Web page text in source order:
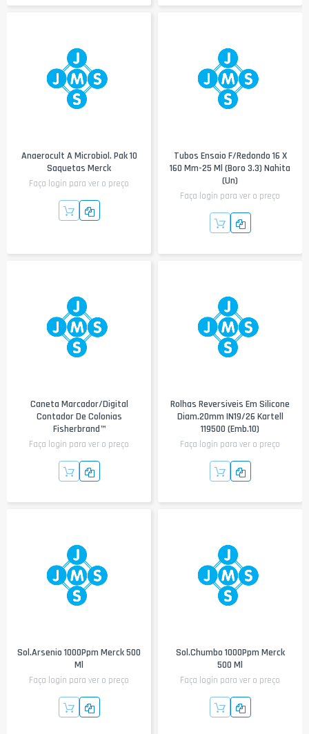
Anaerocult A Microbiol. Pak 10
Saquetas Merck
Faça login para ver o preço
Tubos Ensaio F/redondo 16 X
160 Mm-25 Ml (boro 3.3) Nahita
(un)
Faça login para ver o preço
Caneta Marcador/digital
Contador De Colonias
Fisherbrand™
Faça login para ver o preço
Rolhas Reversiveis Em Silicone
Diam.20mm IN19/26 Kartell
119500 (emb.10)
Faça login para ver o preço
Sol.Arsenio 1000Ppm Merck 500
Ml
Faça login para ver o preço
Sol.Chumbo 1000Ppm Merck
500 Ml
Faça login para ver o preço